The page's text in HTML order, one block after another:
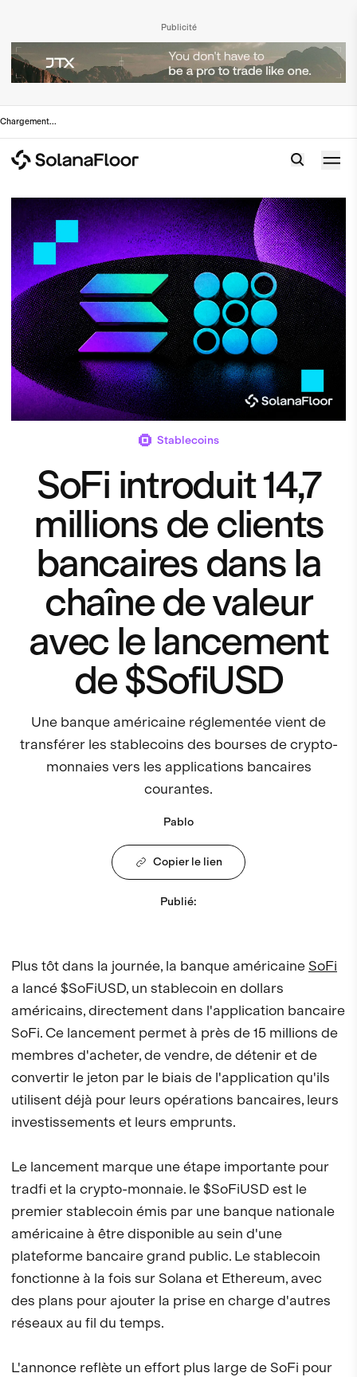
Publicité
Chargement...
Stablecoins
SoFi introduit 14,7
millions de clients
bancaires dans la
chaîne de valeur
avec le lancement
de $SofiUSD
Une banque américaine réglementée vient de
transférer les stablecoins des bourses de crypto-
monnaies vers les applications bancaires
courantes.
Pablo
Copier le lien
Publié:
Plus tôt dans la journée, la banque américaineSoFi
a lancé $SoFiUSD, un stablecoin en dollars
américains, directement dans l'application bancaire
SoFi. Ce lancement permet à près de 15 millions de
membres d'acheter, de vendre, de détenir et de
convertir le jeton par le biais de l'application qu'ils
utilisent déjà pour leurs opérations bancaires, leurs
investissements et leurs emprunts.
Le lancement marque une étape importante pour
tradfi et la crypto-monnaie. le $SoFiUSD est le
premier stablecoin émis par une banque nationale
américaine à être disponible au sein d'une
plateforme bancaire grand public. Le stablecoin
fonctionne à la fois sur Solana et Ethereum, avec
des plans pour ajouter la prise en charge d'autres
réseaux au fil du temps.
L'annonce reflète un effort plus large de SoFi pour